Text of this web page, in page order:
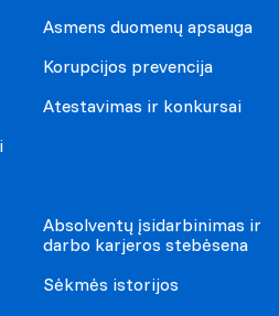
Asmens duomenų apsauga
Korupcijos prevencija
Atestavimas ir konkursai
Absolventų įsidarbinimas ir
darbo karjeros stebėsena
Sėkmės istorijos